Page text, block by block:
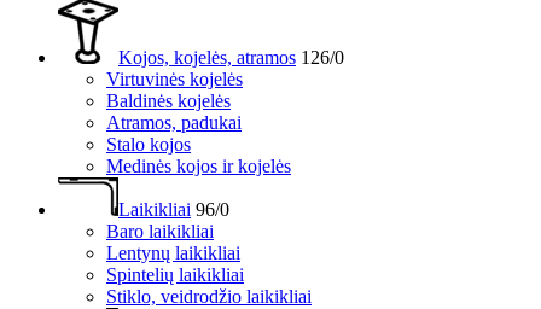
Kojos, kojelės, atramos 126/0
Virtuvinės kojelės
Baldinės kojelės
Atramos, padukai
Stalo kojos
Medinės kojos ir kojelės
Laikikliai 96/0
Baro laikikliai
Lentynų laikikliai
Spintelių laikikliai
Stiklo, veidrodžio laikikliai